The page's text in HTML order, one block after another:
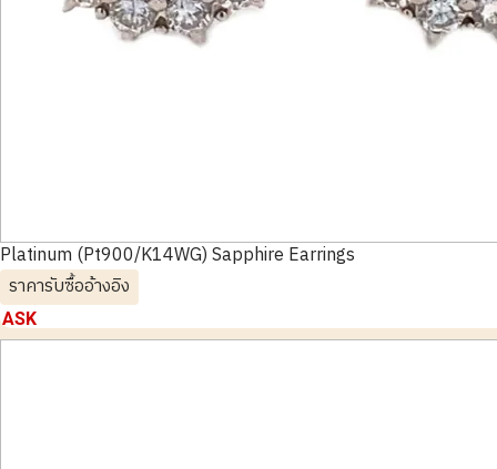
Platinum (Pt900/K14WG) Sapphire Earrings
ราคารับซื้ออ้างอิง
ASK